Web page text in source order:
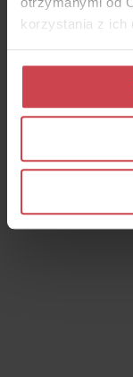
korzystania z ich